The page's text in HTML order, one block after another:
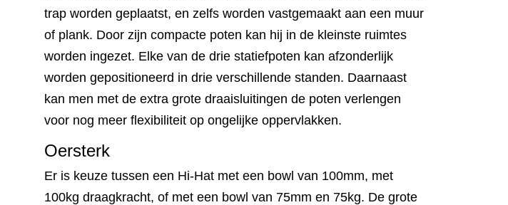
trap worden geplaatst, en zelfs worden vastgemaakt aan een muur
of plank. Door zijn compacte poten kan hij in de kleinste ruimtes
worden ingezet. Elke van de drie statiefpoten kan afzonderlijk
worden gepositioneerd in drie verschillende standen. Daarnaast
kan men met de extra grote draaisluitingen de poten verlengen
voor nog meer flexibiliteit op ongelijke oppervlakken.
Oersterk
Er is keuze tussen een Hi-Hat met een bowl van 100mm, met
100kg draagkracht, of met een bowl van 75mm en 75kg. De grote